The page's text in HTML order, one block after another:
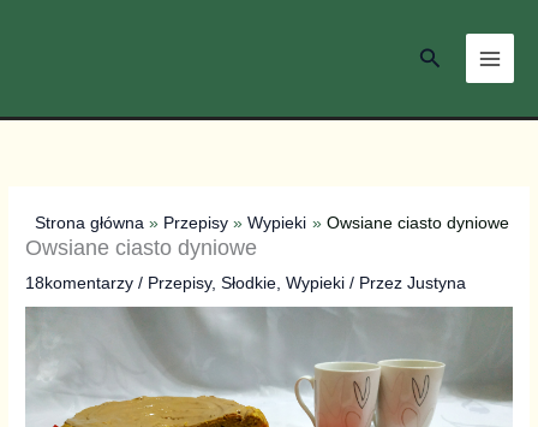
Szukaj
Strona główna Przepisy Wypieki Owsiane ciasto dyniowe
Owsiane ciasto dyniowe
18komentarzy / Przepisy,Słodkie ,Wypieki / PrzezJustyna